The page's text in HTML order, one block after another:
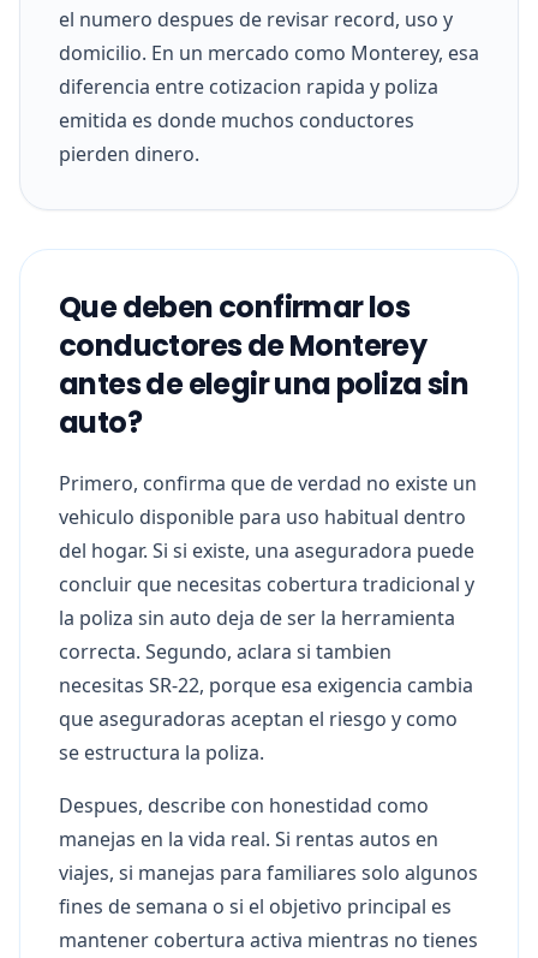
el numero despues de revisar record, uso y
domicilio. En un mercado como Monterey, esa
diferencia entre cotizacion rapida y poliza
emitida es donde muchos conductores
pierden dinero.
Que deben confirmar los
conductores de Monterey
antes de elegir una poliza sin
auto?
Primero, confirma que de verdad no existe un
vehiculo disponible para uso habitual dentro
del hogar. Si si existe, una aseguradora puede
concluir que necesitas cobertura tradicional y
la poliza sin auto deja de ser la herramienta
correcta. Segundo, aclara si tambien
necesitas SR-22, porque esa exigencia cambia
que aseguradoras aceptan el riesgo y como
se estructura la poliza.
Despues, describe con honestidad como
manejas en la vida real. Si rentas autos en
viajes, si manejas para familiares solo algunos
fines de semana o si el objetivo principal es
mantener cobertura activa mientras no tienes